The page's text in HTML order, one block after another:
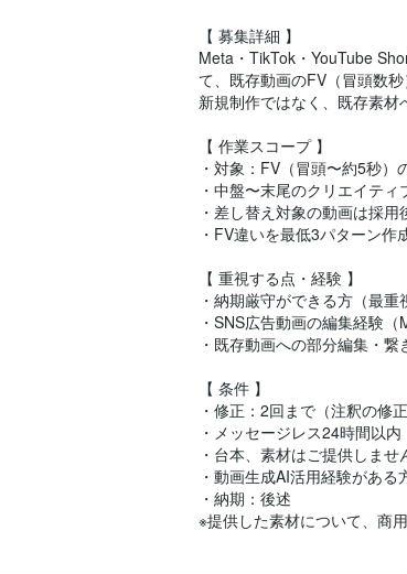
【 募集詳細 】
Meta・TikTok・YouTube
て、既存動画のFV（冒頭数
新規制作ではなく、既存素材
【 作業スコープ 】
・対象：FV（冒頭〜約5秒）
・中盤〜末尾のクリエイティ
・差し替え対象の動画は採
・FV違いを最低3パターン作
【 重視する点・経験 】
・納期厳守ができる方（最重
・SNS広告動画の編集経験（
・既存動画への部分編集・繋
【 条件 】
・修正：2回まで（注釈の修
・メッセージレス24時間以内
・台本、素材はご提供しませ
・動画生成AI活用経験がある
・納期：後述
※提供した素材について、商